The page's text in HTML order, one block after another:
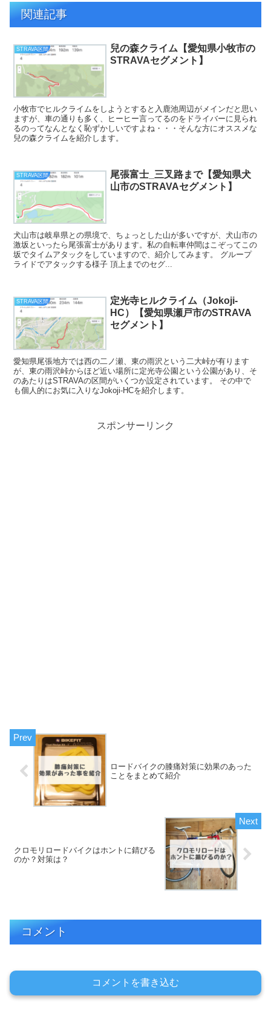
関連記事
STRAVA区間
兒の森クライム【愛知県小牧市の
STRAVAセグメント】
小牧市でヒルクライムをしようとすると入鹿池周辺がメインだと思い
ますが、車の通りも多く、ヒーヒー言ってるのをドライバーに見られ
るのってなんとなく恥ずかしいですよね・・・そんな方にオススメな
兒の森クライムを紹介します。
STRAVA区間
尾張富士_三叉路まで【愛知県犬
山市のSTRAVAセグメント】
犬山市は岐阜県との県境で、ちょっとした山が多いですが、犬山市の
激坂といったら尾張富士があります。私の自転車仲間はこぞってこの
坂でタイムアタックをしていますので、紹介してみます。 グループ
ライドでアタックする様子 頂上までのセグ...
STRAVA区間
定光寺ヒルクライム（Jokoji-
HC）【愛知県瀬戸市のSTRAVA
セグメント】
愛知県尾張地方では西の二ノ瀬、東の雨沢という二大峠が有ります
が、東の雨沢峠からほど近い場所に定光寺公園という公園があり、そ
のあたりはSTRAVAの区間がいくつか設定されています。 その中で
も個人的にお気に入りなJokoji-HCを紹介します。
スポンサーリンク
ロードバイクの膝痛対策に効果のあった
ことをまとめて紹介
クロモリロードバイクはホントに錆びる
のか？対策は？
コメント
コメントを書き込む